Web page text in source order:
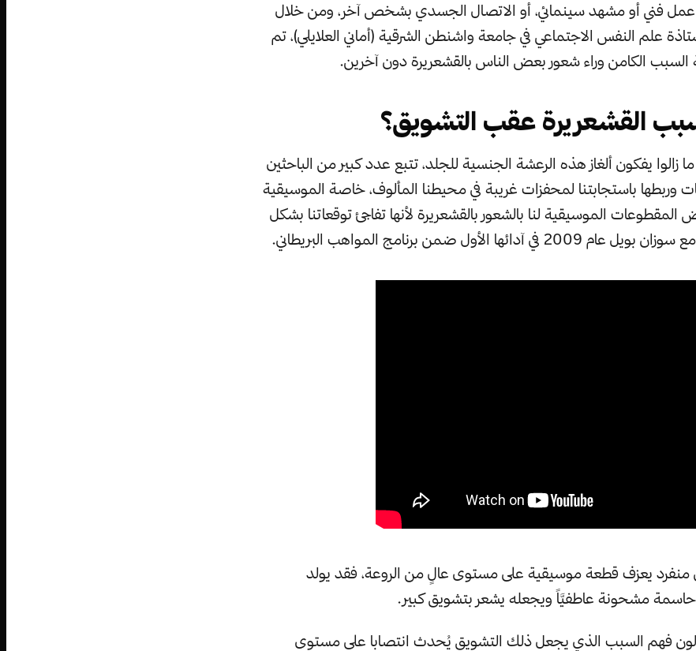
عمل فني أو مشهد سينمائي، أو الاتصال الجسدي بشخص آخر، ومن خلال
علم النفس الاجتماعي في جامعة واشنطن الشرقية (أماني العلايلي)، تم
السبب الكامن وراء شعور بعض الناس بالقشعريرة دون آخرين.
القشعريرة عقب التشويق؟
زالوا يفكون ألغاز هذه الرعشة الجنسية للجلد، تتبع عدد كبير من الباحثين
وربطها باستجابتنا لمحفزات غريبة في محيطنا المألوف، خاصة الموسيقية
الموسيقية لنا بالشعور بالقشعريرة لأنها تفاجئ توقعاتنا بشكل
الأول ضمن برنامج المواهب البريطاني.
منفرد يعزف قطعة موسيقية على مستوى عالٍ من الروعة، فقد يولد
مشحونة عاطفيَّاً ويجعله يشعر بتشويق كبير.
فهم السبب الذي يجعل ذلك التشويق يُحدث انتصابا على مستوى